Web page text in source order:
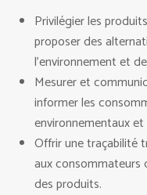
Privilégier les
proposer des
l’environnement et
Mesurer et
informer les
environnementaux
Offrir une traçabilité
aux consommateurs
des produits.